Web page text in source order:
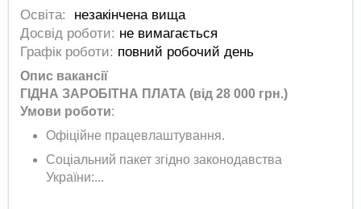
Освіта:
незакінчена вища
Досвід роботи: не вимагається
Графік роботи: повний робочий день
Опис вакансії
ГІДНА ЗАРОБІТНА ПЛАТА (від 28 000 грн.)
Умови роботи:
Офіційне працевлаштування.
Соціальний пакет згідно законодавства
України:...